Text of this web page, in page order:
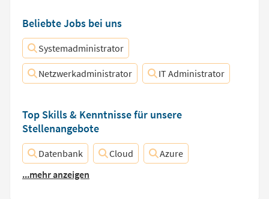
Beliebte Jobs bei uns
Systemadministrator
Netzwerkadministrator IT Administrator
Top Skills & Kenntnisse für unsere
Stellenangebote
Datenbank Cloud
Azure
...mehr anzeigen